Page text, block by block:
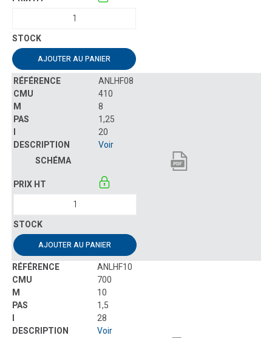
AJOUTER AU PANIER
ANLHF08
410
8
1,25
20
Voir
AJOUTER AU PANIER
ANLHF10
700
10
1,5
28
Voir